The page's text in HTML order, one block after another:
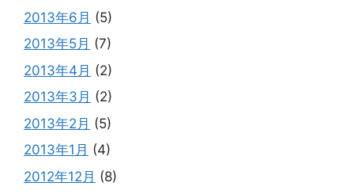
2013年6月 (5)
2013年5月 (7)
2013年4月 (2)
2013年3月 (2)
2013年2月 (5)
2013年1月 (4)
2012年12月 (8)